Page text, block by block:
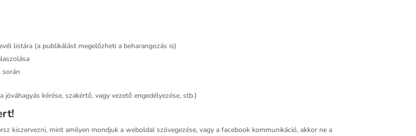
listára (a publikálást megelőzheti a beharangozás is)
során
kérése, szakértő, vagy vezető engedélyezése, stb.)
kiszervezni, mint amilyen mondjuk a weboldal szövegezése, vagy a facebook kommunikáció, akkor ne a